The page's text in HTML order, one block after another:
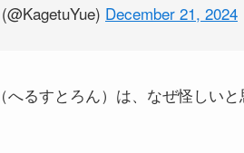
December 21, 2024
へるすとろん）は、なぜ怪しい